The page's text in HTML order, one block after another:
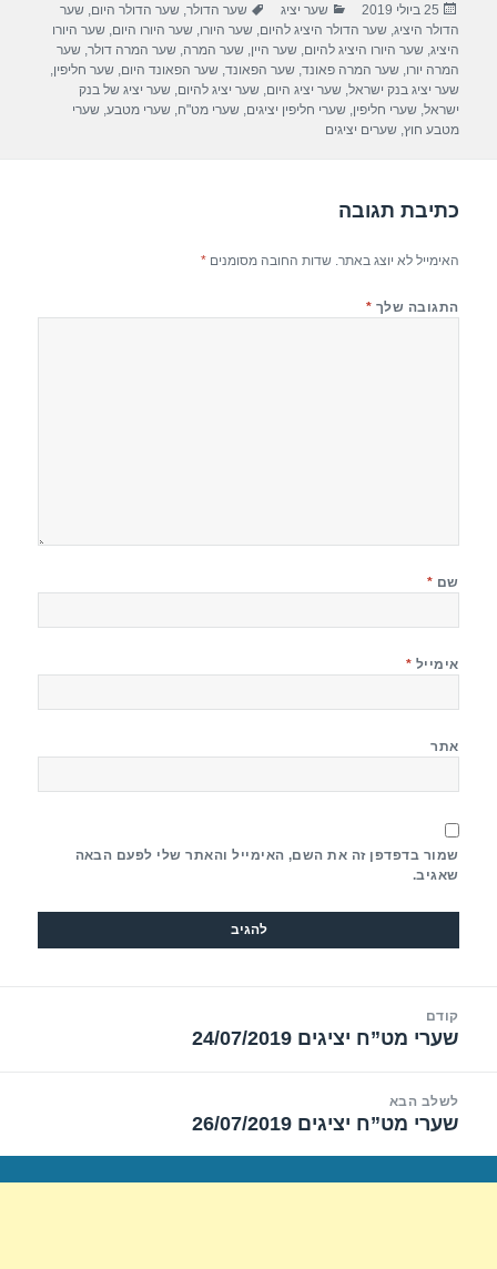
e
b
o
o
er
e
פורסם
בתאריך
25 ביולי 2019 קטגוריות
שער יציג תגיות
שער הדולר,שער הדולר היום,שער
הדולר היציג,שער הדולר היציג להיום,שער היורו,שער היורו היום,שער היורו
היציג,שער היורו היציג להיום,שער היין,שער המרה,שער המרה דולר,שער
המרה יורו,שער המרה פאונד,שער הפאונד,שער הפאונד היום,שער חליפין,
שער יציג בנק ישראל,שער יציג היום,שער יציג להיום,שער יציג של בנק
ישראל,שערי חליפין,שערי חליפין יציגים,שערי מט"ח,שערי מטבע,שערי
מטבע חוץ,שערים יציגים
כתיבת תגובה
האימייל לא יוצג באתר. שדות החובה מסומנים*
התגובה שלך *
שם *
אימייל *
אתר
שמור בדפדפן זה את השם, האימייל והאתר שלי לפעם הבאה
שאגיב.
קודם
הפוסט
שערי מט”ח יציגים 24/07/2019
לשלב הבא
הפוסט
שערי מט”ח יציגים 26/07/2019